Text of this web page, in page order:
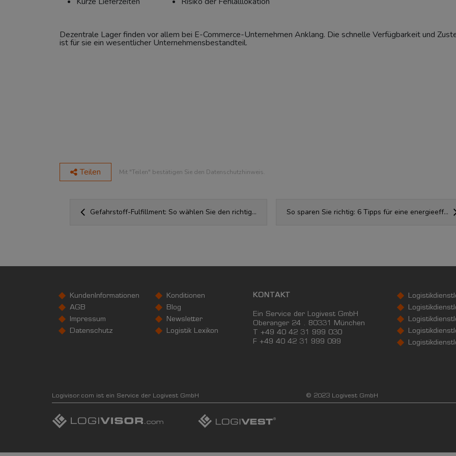
Dezentrale Lager finden vor allem bei E-Commerce-Unternehmen Anklang. Die schnelle Verfügbarkeit und
ist für sie ein wesentlicher Unternehmensbestandteil.
Teilen Mit "Teilen" bestätigen Sie den Datenschutzhinweis.
Gefahrstoff-Fulfillment: So wählen Sie den richtig... So sparen Sie richtig: 6 Tipps für eine energieeff...
KundenInformationen
AGB
Impressum
Datenschutz
Konditionen
Blog
Newsletter
Logistik Lexikon
KONTAKT
Ein Service der Logivest GmbH
Oberanger 24 . 80331 München
T +49 40 42 31 999 030
F +49 40 42 31 999 099
Logivisor.com ist ein Service der Logivest GmbH © 2023 Logivest GmbH